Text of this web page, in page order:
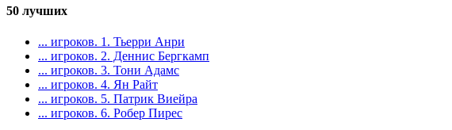
50 лучших
... игроков. 1. Тьерри Анри
... игроков. 2. Деннис Бергкамп
... игроков. 3. Тони Адамс
... игроков. 4. Ян Райт
... игроков. 5. Патрик Виейра
... игроков. 6. Робер Пирес